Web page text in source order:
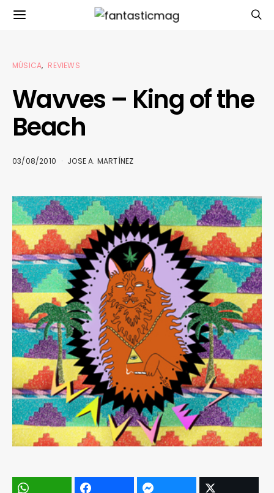
MÚSICA REVIEWS
Wavves – King of the
Beach
03/08/2010 JOSE A. MARTÍNEZ